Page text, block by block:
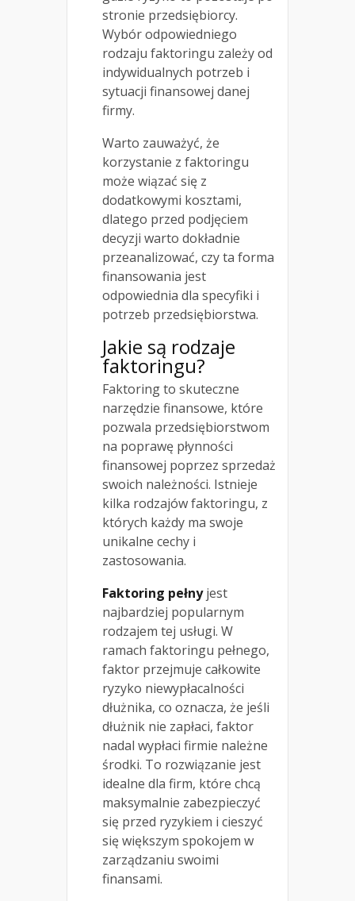
stronie przedsiębiorcy.
Wybór odpowiedniego
rodzaju faktoringu zależy od
indywidualnych potrzeb i
sytuacji finansowej danej
firmy.
Warto zauważyć, że
korzystanie z faktoringu
może wiązać się z
dodatkowymi kosztami,
dlatego przed podjęciem
decyzji warto dokładnie
przeanalizować, czy ta forma
finansowania jest
odpowiednia dla specyfiki i
potrzeb przedsiębiorstwa.
Jakie są rodzaje
faktoringu?
Faktoring to skuteczne
narzędzie finansowe, które
pozwala przedsiębiorstwom
na poprawę płynności
finansowej poprzez sprzedaż
swoich należności. Istnieje
kilka rodzajów faktoringu, z
których każdy ma swoje
unikalne cechy i
zastosowania.
Faktoring pełnyjest
najbardziej popularnym
rodzajem tej usługi. W
ramach faktoringu pełnego,
faktor przejmuje całkowite
ryzyko niewypłacalności
dłużnika, co oznacza, że jeśli
dłużnik nie zapłaci, faktor
nadal wypłaci firmie należne
środki. To rozwiązanie jest
idealne dla firm, które chcą
maksymalnie zabezpieczyć
się przed ryzykiem i cieszyć
się większym spokojem w
zarządzaniu swoimi
finansami.